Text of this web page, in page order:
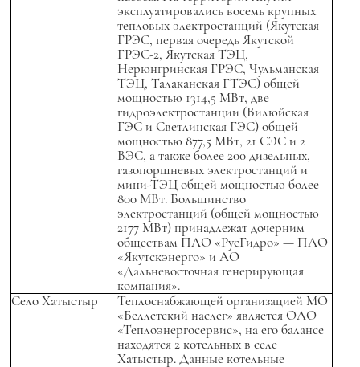
эксплуатировались восемь крупных
тепловых электростанций (Якутская
ГРЭС, первая очередь Якутской
ГРЭС-2, Якутская ТЭЦ,
Нерюнгринская ГРЭС, Чульманская
ТЭЦ, Талаканская ГТЭС) общей
мощностью 1314,5 МВт, две
гидроэлектростанции (Вилюйская
ГЭС и Светлинская ГЭС) общей
мощностью 877,5 МВт, 21 СЭС и 2
ВЭС, а также более 200 дизельных,
газопоршневых электростанций и
мини-ТЭЦ общей мощностью более
800 МВт. Большинство
электростанций (общей мощностью
2177 МВт) принадлежат дочерним
обществам ПАО «РусГидро» — ПАО
«Якутскэнерго» и АО
«Дальневосточная генерирующая
компания».
Село Хатыстыр
Теплоснабжающей организацией МО
«Беллетский наслег» является ОАО
«Теплоэнергосервис», на его балансе
находятся 2 котельных в селе
Хатыстыр. Данные котельные